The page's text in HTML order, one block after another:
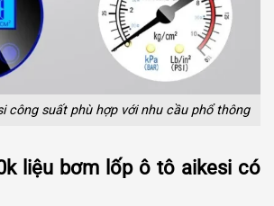
công suất phù hợp với nhu cầu phổ thông
liệu bơm lốp ô tô aikesi có